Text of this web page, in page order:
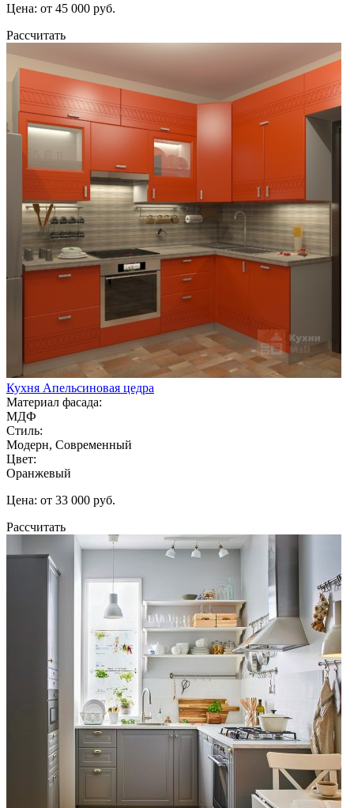
Цена: от 45 000 руб.
Рассчитать
Кухня Апельсиновая цедра
Материал фасада:
МДФ
Стиль:
Модерн, Современный
Цвет:
Оранжевый
Цена: от 33 000 руб.
Рассчитать